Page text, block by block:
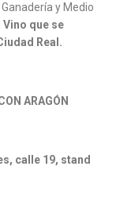
y Medio
Vino que se
Real.
ARAGÓN
calle 19, stand